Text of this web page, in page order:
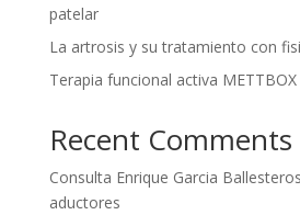
patelar
La artrosis y su tratamiento con
Terapia funcional activa METTBOX
Recent Comments
Consulta Enrique Garcia Ballesteros
aductores